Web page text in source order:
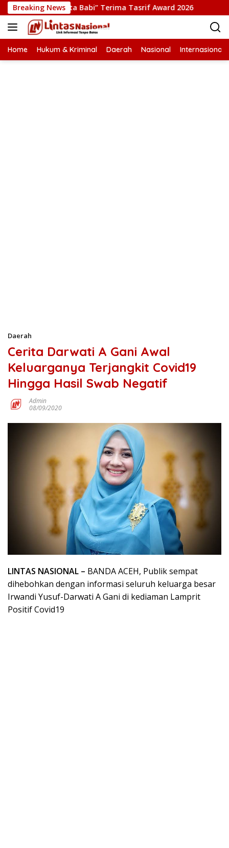
Langsung
ke
konten
Breaking News
“Pesta Babi” Terima Tasrif Award 2026
Home Hukum & Kriminal Daerah Nasional Internasional
Daerah
Cerita Darwati A Gani Awal
Keluarganya Terjangkit Covid19
Hingga Hasil Swab Negatif
Admin
08/09/2020
LINTAS NASIONAL – BANDA ACEH, Publik sempat
dihebohkan dengan informasi seluruh keluarga besar
Irwandi Yusuf-Darwati A Gani di kediaman Lamprit
Positif Covid19